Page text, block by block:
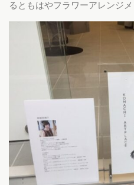
るともはやフラワーアレンジ